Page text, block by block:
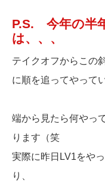
P.S. 今年の半
は、、、
テイクオフからこの
に順を追ってやって
端から見たら何やっ
ります（笑
実際に昨日LV1をや
り、